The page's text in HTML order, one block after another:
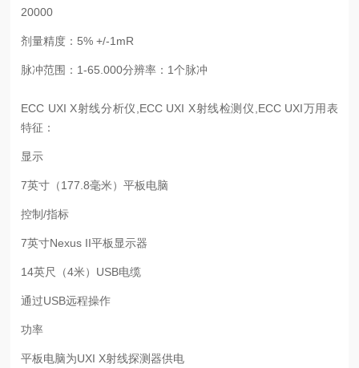
20000
剂量精度：5% +/-1mR
脉冲范围：1-65.000分辨率：1个脉冲
ECC UXI X射线分析仪,ECC UXI X射线检测仪,ECC UXI万用表
特征：
显示
7英寸（177.8毫米）平板电脑
控制/指标
7英寸Nexus II平板显示器
14英尺（4米）USB电缆
通过USB远程操作
功率
平板电脑为UXI X射线探测器供电